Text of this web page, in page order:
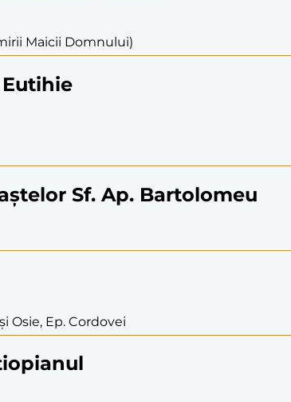
Maicii Domnului)
Sf. Ap. Bartolomeu
Osie, Ep. Cordovei